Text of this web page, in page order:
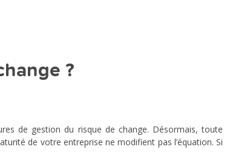
?
de gestion du risque de change. Désormais, toute
de votre entreprise ne modifient pas l’équation. Si